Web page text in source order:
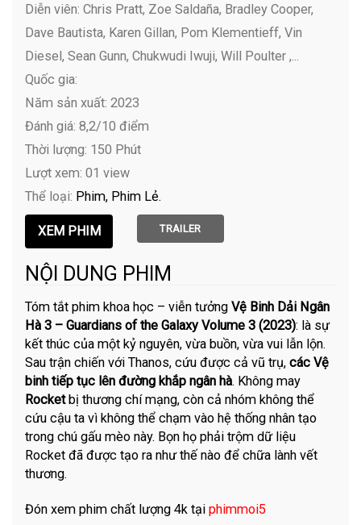
Diễn viên: Chris Pratt, Zoe Saldaña, Bradley Cooper,
Dave Bautista, Karen Gillan, Pom Klementieff, Vin
Diesel, Sean Gunn, Chukwudi Iwuji, Will Poulter ,...
Quốc gia:
Năm sản xuất: 2023
Đánh giá: 8,2/10 điểm
Thời lượng: 150 Phút
Lượt xem: 01 view
Thể loại: Phim Phim Lẻ
TRAILER
NỘI DUNG PHIM
Tóm tắt phim khoa học – viễn tưởng Vệ Binh Dải Ngân
Hà 3 – Guardians of the Galaxy Volume 3 (2023): là sự
kết thúc của một kỷ nguyên, vừa buồn, vừa vui lẫn lộn.
Sau trận chiến với Thanos, cứu được cả vũ trụ,các Vệ
binh tiếp tục lên đường khắp ngân hà. Không may
Rocketbị thương chí mạng, còn cả nhóm không thể
cứu cậu ta vì không thể chạm vào hệ thống nhân tạo
trong chú gấu mèo này. Bọn họ phải trộm dữ liệu
Rocket đã được tạo ra như thế nào để chữa lành vết
thương.
Đón xem phim chất lượng 4k tạiphimmoi5